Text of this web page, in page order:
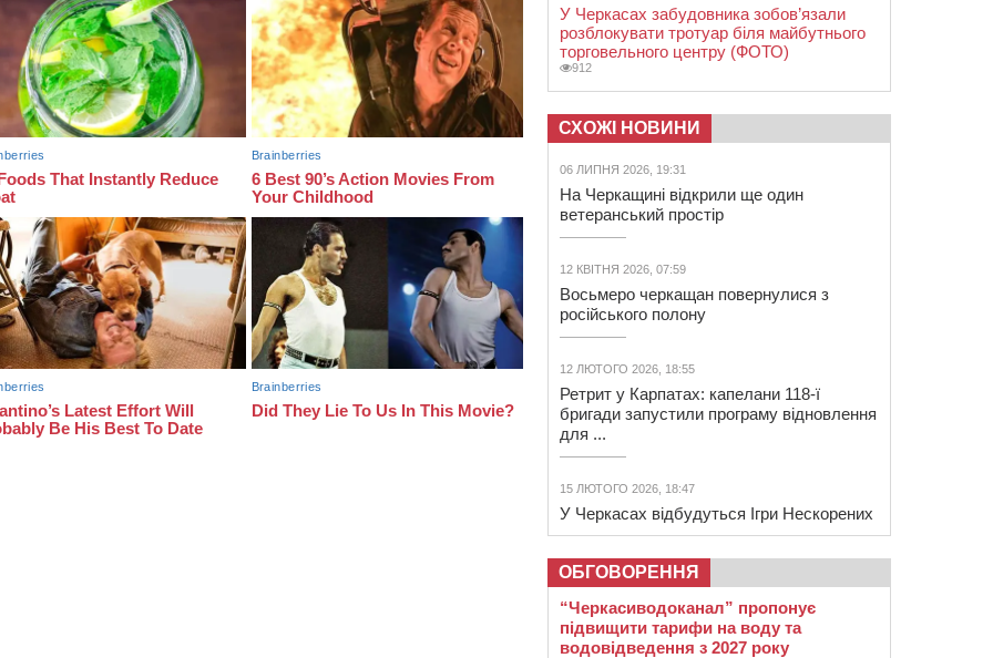
У Черкасах забудовника зобов’язали
розблокувати тротуар біля майбутнього
торговельного центру (ФОТО)
912
СХОЖІ НОВИНИ
06 ЛИПНЯ 2026, 19:31
На Черкащині відкрили ще один
ветеранський простір
12 КВІТНЯ 2026, 07:59
Восьмеро черкащан повернулися з
російського полону
12 ЛЮТОГО 2026, 18:55
Ретрит у Карпатах: капелани 118-ї
бригади запустили програму відновлення
для ...
15 ЛЮТОГО 2026, 18:47
У Черкасах відбудуться Ігри Нескорених
ОБГОВОРЕННЯ
“Черкасиводоканал” пропонує
підвищити тарифи на воду та
водовідведення з 2027 року